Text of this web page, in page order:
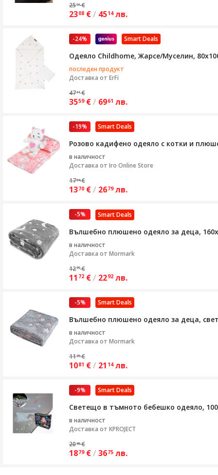
2555 €
2308 €/ 4514 лв.
Smart Deals
-24%
Одеяло Childhome, Жарсе/Муселин,
последен продукт
Доставка от ErFi
4711 €
3559 €/ 6961 лв.
Smart Deals
-19%
Розово кадифено одеяло с котки и
в наличност
Доставка от Iro Online Store
1704 €
1370 €/ 2679 лв.
Smart Deals
-5%
Вълшебно плюшено одеяло за деца,
в наличност
Доставка от Mormark
1235 €
11 72 €/ 2292 лв.
Smart Deals
-5%
Вълшебно плюшено одеяло за деца,
в наличност
Доставка от Mormark
1139 €
1081 €/ 21 14 лв.
Smart Deals
-9%
Светещо в тъмното бебешко одеяло,
в наличност
Доставка от KPROJECT
2080 €
1879 €/ 3675 лв.